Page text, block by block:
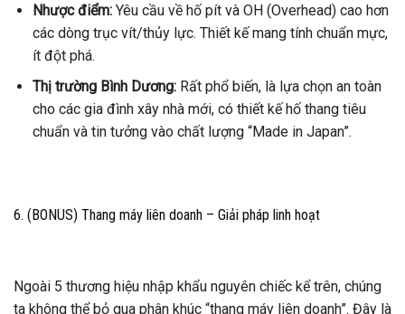
Nhược điểm:Yêu cầu về hố pít và OH (Overhead) cao hơn
các dòng trục vít/thủy lực. Thiết kế mang tính chuẩn mực,
ít đột phá.
Thị trường Bình Dương:Rất phổ biến, là lựa chọn an toàn
cho các gia đình xây nhà mới, có thiết kế hố thang tiêu
chuẩn và tin tưởng vào chất lượng “Made in Japan”.
6. (BONUS) Thang máy liên doanh – Giải pháp linh hoạt
Ngoài 5 thương hiệu nhập khẩu nguyên chiếc kể trên, chúng
ta không thể bỏ qua phân khúc “thang máy liên doanh”. Đây là